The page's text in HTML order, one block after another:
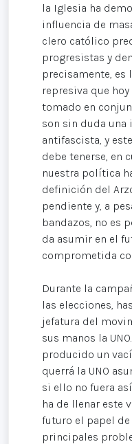
la Iglesia ha
influencia de
clero católico
progresistas y
precisamente, es
represiva que
tomado en
son sin duda una
antifascista, y
debe tenerse, en
nuestra política
definición del
pendiente y, a
bandazos, no es
da asumir en el
comprometida
Durante la
las elecciones,
jefatura del
sus manos la
producido un
querrá la UNO
si ello no fuera
ha de llenar este
futuro el papel de
principales